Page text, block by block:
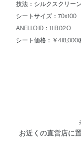
技法： シルクスクリー
シートサイズ： 70x100
ANELLO ID： 11 B 02 O
シート価格： ￥
お近くの直営店に